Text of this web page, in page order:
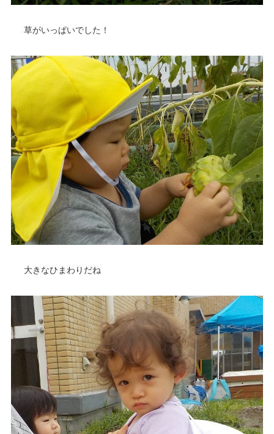
草がいっぱいでした！
大きなひまわりだね